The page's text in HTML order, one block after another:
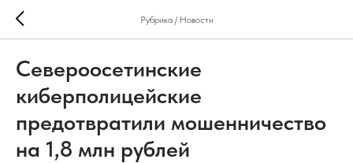
Рубрика / Новости
Североосетинские
киберполицейские
предотвратили мошенничество
на 1,8 млн рублей